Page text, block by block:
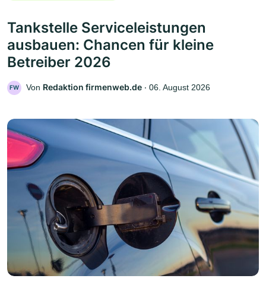
Tankstelle Serviceleistungen
ausbauen: Chancen für kleine
Betreiber 2026
FW Von Redaktion firmenweb.de ‧ 06. August 2026